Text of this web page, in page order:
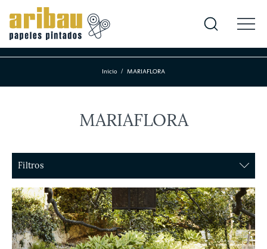
Inicio MARIAFLORA
MARIAFLORA
Filtros
Color
Amarillo
Azul
Blanco y negro
Gris